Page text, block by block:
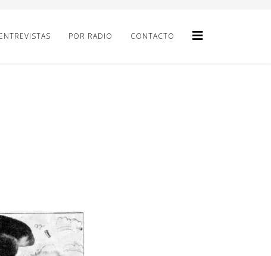
ENTREVISTAS POR RADIO CONTACTO